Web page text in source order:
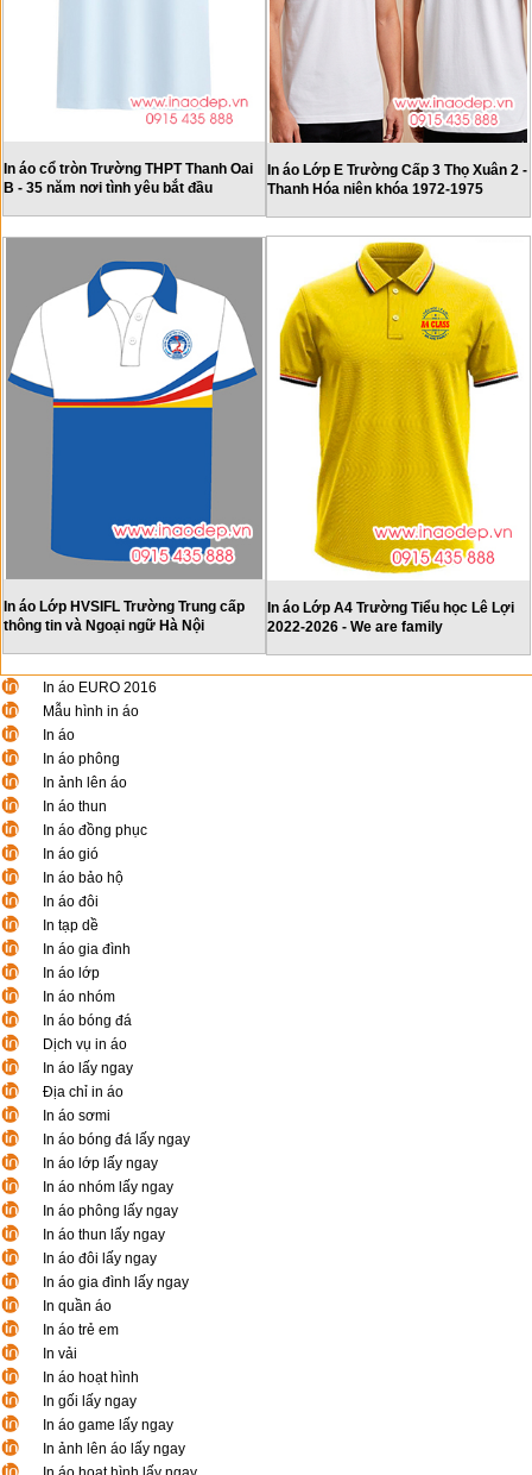
In áo cổ tròn Trường THPT Thanh Oai
B - 35 năm nơi tình yêu bắt đầu
In áo Lớp E Trường Cấp 3 Thọ Xuân 2 -
Thanh Hóa niên khóa 1972-1975
In áo Lớp HVSIFL Trường Trung cấp
thông tin và Ngoại ngữ Hà Nội
In áo Lớp A4 Trường Tiểu học Lê Lợi
2022-2026 - We are family
In áo EURO 2016
Mẫu hình in áo
In áo
In áo phông
In ảnh lên áo
In áo thun
In áo đồng phục
In áo gió
In áo bảo hộ
In áo đôi
In tạp dề
In áo gia đình
In áo lớp
In áo nhóm
In áo bóng đá
Dịch vụ in áo
In áo lấy ngay
Địa chỉ in áo
In áo sơmi
In áo bóng đá lấy ngay
In áo lớp lấy ngay
In áo nhóm lấy ngay
In áo phông lấy ngay
In áo thun lấy ngay
In áo đôi lấy ngay
In áo gia đình lấy ngay
In quần áo
In áo trẻ em
In vải
In áo hoạt hình
In gối lấy ngay
In áo game lấy ngay
In ảnh lên áo lấy ngay